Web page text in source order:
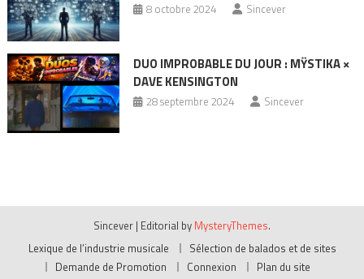
8 octobre 2024 Sincever
DUO IMPROBABLE DU JOUR : MŸSTIKA ×
DAVE KENSINGTON
28 septembre 2024 Sincever
Sincever | Editorial by MysteryThemes.
Lexique de l’industrie musicale
Sélection de balados et de sites
Demande de Promotion
Connexion Plan du site